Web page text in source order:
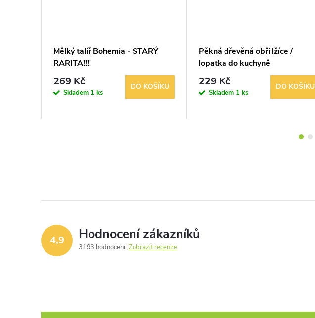
Mělký talíř Bohemia - STARÝ
RARITA!!!!
269 Kč
Skladem 1 ks
DO KOŠÍKU
Pěkná dřevěná obří lžíce /
lopatka do kuchyně
229 Kč
Skladem 1 ks
DO KOŠÍKU
4,9 Hodnocení zákazníků
3193 hodnocení Zobrazit recenze